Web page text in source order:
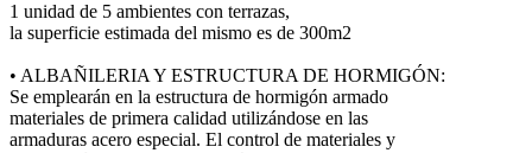
1 unidad de 5 ambientes con terrazas,
la superficie estimada del mismo es de 300m2
• ALBAÑILERIA Y ESTRUCTURA DE HORMIGÓN:
Se emplearán en la estructura de hormigón armado
materiales de primera calidad utilizándose en las
armaduras acero especial. El control de materiales y